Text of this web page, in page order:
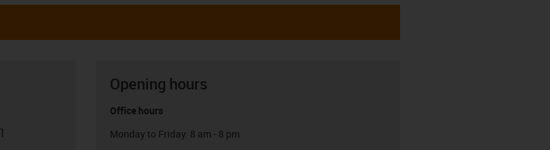
Opening hours
Office hours
Monday to Friday: 8 am - 8 pm